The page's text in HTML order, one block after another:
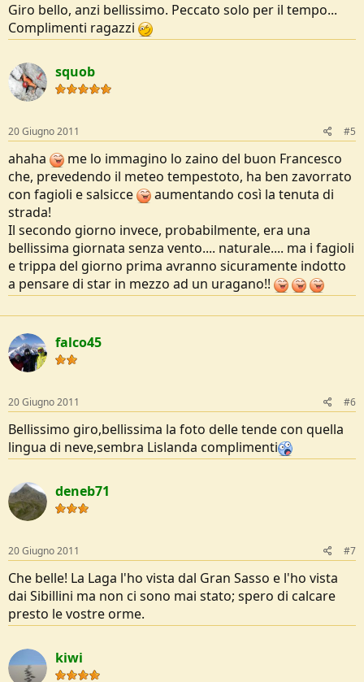
Giro bello, anzi bellissimo. Peccato solo per il tempo...
Complimenti ragazzi
squob
20 Giugno 2011 #5
ahaha
me lo immagino lo zaino del buon Francesco
che, prevedendo il meteo tempestoto, ha ben zavorrato
con fagioli e salsicce
aumentando così la tenuta di
strada!
Il secondo giorno invece, probabilmente, era una
bellissima giornata senza vento.... naturale.... ma i fagioli
e trippa del giorno prima avranno sicuramente indotto
a pensare di star in mezzo ad un uragano!!
falco45
20 Giugno 2011 #6
Bellissimo giro,bellissima la foto delle tende con quella
lingua di neve,sembra Lislanda complimenti
deneb71
20 Giugno 2011 #7
Che belle! La Laga l'ho vista dal Gran Sasso e l'ho vista
dai Sibillini ma non ci sono mai stato; spero di calcare
presto le vostre orme.
kiwi